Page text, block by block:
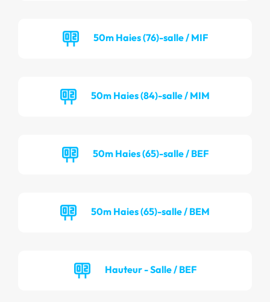
50m Haies (76)-salle / MIF
50m Haies (84)-salle / MIM
50m Haies (65)-salle / BEF
50m Haies (65)-salle / BEM
Hauteur - Salle / BEF